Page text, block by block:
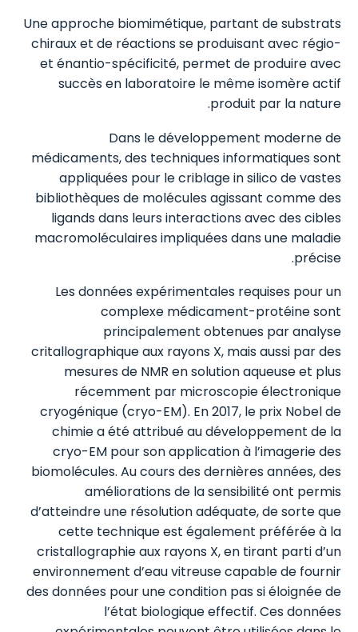
Une approche biomimétique, partant de substrats
chiraux et de réactions se produisant avec régio-
et énantio-spécificité, permet de produire avec
succès en laboratoire le même isomère actif
produit par la nature.
Dans le développement moderne de
médicaments, des techniques informatiques sont
appliquées pour le criblage in silico de vastes
bibliothèques de molécules agissant comme des
ligands dans leurs interactions avec des cibles
macromoléculaires impliquées dans une maladie
précise.
Les données expérimentales requises pour un
complexe médicament-protéine sont
principalement obtenues par analyse
critallographique aux rayons X, mais aussi par des
mesures de NMR en solution aqueuse et plus
récemment par microscopie électronique
cryogénique (cryo-EM). En 2017, le prix Nobel de
chimie a été attribué au développement de la
cryo-EM pour son application à l’imagerie des
biomolécules. Au cours des dernières années, des
améliorations de la sensibilité ont permis
d’atteindre une résolution adéquate, de sorte que
cette technique est également préférée à la
cristallographie aux rayons X, en tirant parti d’un
environnement d’eau vitreuse capable de fournir
des données pour une condition pas si éloignée de
l’état biologique effectif. Ces données